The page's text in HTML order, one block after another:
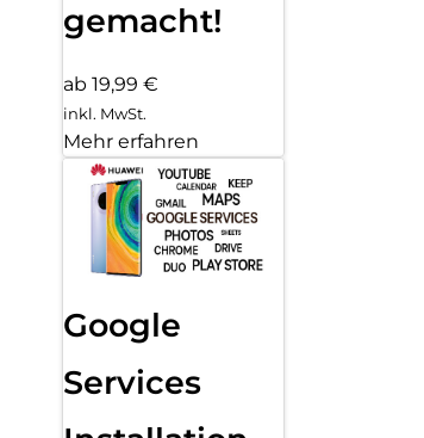
gemacht!
ab 19,99 €
inkl. MwSt.
Mehr erfahren
Google
Services